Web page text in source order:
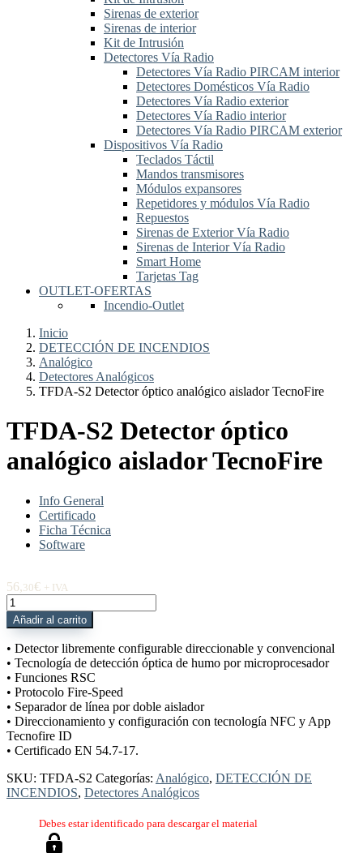
Sirenas de exterior
Sirenas de interior
Kit de Intrusión
Detectores Vía Radio
Detectores Vía Radio PIRCAM interior
Detectores Domésticos Vía Radio
Detectores Vía Radio exterior
Detectores Vía Radio interior
Detectores Vía Radio PIRCAM exterior
Dispositivos Vía Radio
Teclados Táctil
Mandos transmisores
Módulos expansores
Repetidores y módulos Vía Radio
Repuestos
Sirenas de Exterior Vía Radio
Sirenas de Interior Vía Radio
Smart Home
Tarjetas Tag
OUTLET-OFERTAS
Incendio-Outlet
Inicio
DETECCIÓN DE INCENDIOS
Analógico
Detectores Analógicos
TFDA-S2 Detector óptico analógico aislador TecnoFire
TFDA-S2 Detector óptico
analógico aislador TecnoFire
Info General
Certificado
Ficha Técnica
Software
56,30€ + IVA
TFDA-
S2
Detector
óptico
analógico
aislador
TecnoFire
cantidad
Añadir al carrito
• Detector libremente configurable direccionable y convencional
• Tecnología de detección óptica de humo por microprocesador
• Funciones RSC
• Protocolo Fire-Speed
• Separador de línea por doble aislador
• Direccionamiento y configuración con tecnología NFC y App
Tecnofire ID
• Certificado EN 54.7-17.
SKU: TFDA-S2 Categorías: Analógico, DETECCIÓN DE
INCENDIOS, Detectores Analógicos
Debes estar identificado para descargar el material